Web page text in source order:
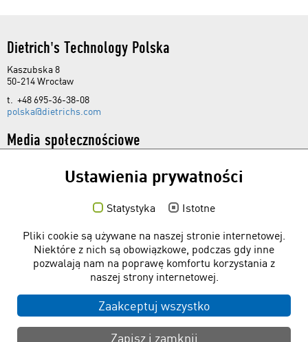
Dietrich's Technology Polska
Kaszubska 8
50-214 Wrocław
t. +48 695-36-38-08
polska@dietrichs.com
Media społecznościowe
Bezpłatne programy
Formularz kontaktowy
Infoteka
Pytania do serwisu
Ustawienia prywatności
Statystyka
Istotne
Pliki cookie są używane na naszej stronie internetowej.
Niektóre z nich są obowiązkowe, podczas gdy inne
pozwalają nam na poprawę komfortu korzystania z
naszej strony internetowej.
Zaakceptuj wszystko
Zapisz i zamknij